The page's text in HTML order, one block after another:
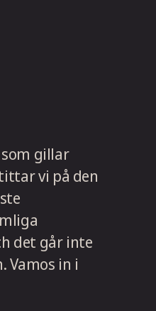
gillar
vi på den
det går inte
Vamos in i